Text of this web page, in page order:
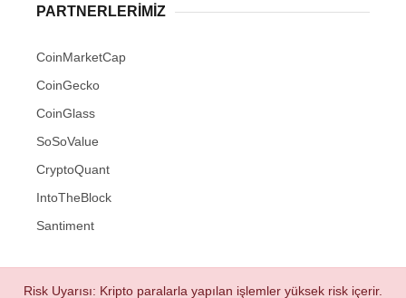
PARTNERLERIMIZ
CoinMarketCap
CoinGecko
CoinGlass
SoSoValue
CryptoQuant
IntoTheBlock
Santiment
Risk Uyarısı: Kripto paralarla yapılan işlemler yüksek risk içerir.